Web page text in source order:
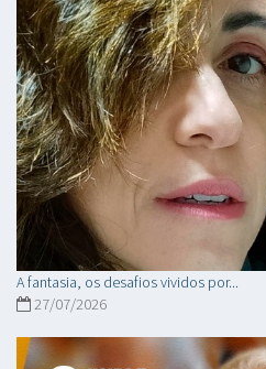
A fantasia, os desafios vividos por...
27/07/2026